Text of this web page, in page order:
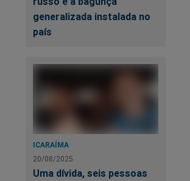
generalizada instalada no
país
ICARAÍMA
20/08/2025
Uma dívida, seis pessoas